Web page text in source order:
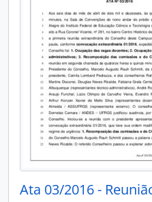
Ata 03/2016 -